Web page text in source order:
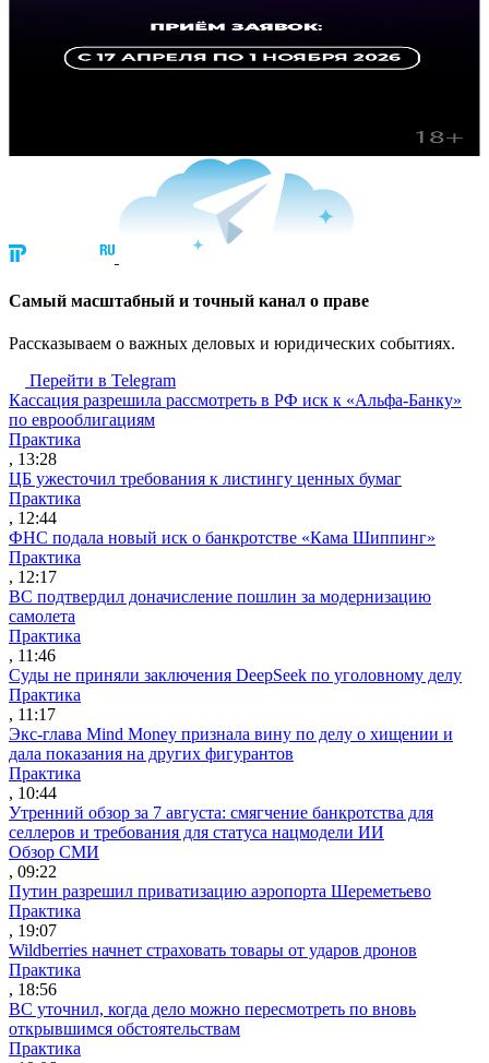
Cамый масштабный и точный канал о праве
Рассказываем о важных деловых и юридических событиях.
Перейти в Telegram
Кассация разрешила рассмотреть в РФ иск к «Альфа-Банку»
по еврооблигациям
Практика
, 13:28
ЦБ ужесточил требования к листингу ценных бумаг
Практика
, 12:44
ФНС подала новый иск о банкротстве «Кама Шиппинг»
Практика
, 12:17
ВС подтвердил доначисление пошлин за модернизацию
самолета
Практика
, 11:46
Суды не приняли заключения DeepSeek по уголовному делу
Практика
, 11:17
Экс-глава Mind Money признала вину по делу о хищении и
дала показания на других фигурантов
Практика
, 10:44
Утренний обзор за 7 августа: смягчение банкротства для
селлеров и требования для статуса нацмодели ИИ
Обзор СМИ
, 09:22
Путин разрешил приватизацию аэропорта Шереметьево
Практика
, 19:07
Wildberries начнет страховать товары от ударов дронов
Практика
, 18:56
ВС уточнил, когда дело можно пересмотреть по вновь
открывшимся обстоятельствам
Практика